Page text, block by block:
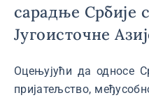
сарадње Србије
Југоисточне
Оцењујући да односе
пријатељство,